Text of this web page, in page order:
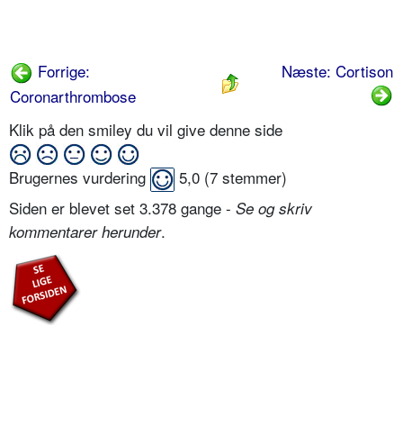
Forrige:
Coronarthrombose
Næste: Cortison
Klik på den smiley du vil give denne side
Brugernes vurdering 5,0 (7 stemmer)
Siden er blevet set 3.378 gange - Se og skriv
kommentarer herunder.